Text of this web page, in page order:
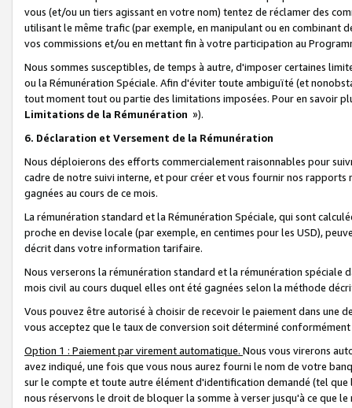
vous (et/ou un tiers agissant en votre nom) tentez de réclamer des
utilisant le même trafic (par exemple, en manipulant ou en combinant
vos commissions et/ou en mettant fin à votre participation au
Nous sommes susceptibles, de temps à autre, d'imposer certaines
ou la Rémunération Spéciale. Afin d'éviter toute ambiguïté (et
tout moment tout ou partie des limitations imposées. Pour en savoir
Limitations de la Rémunération »).
6. Déclaration et Versement de la Rémunération
Nous déploierons des efforts commercialement raisonnables pour
cadre de notre suivi interne, et pour créer et vous fournir nos
gagnées au cours de ce mois.
La rémunération standard et la Rémunération Spéciale, qui sont
proche en devise locale (par exemple, en centimes pour les USD),
décrit dans votre information tarifaire.
Nous verserons la rémunération standard et la rémunération spéciale
mois civil au cours duquel elles ont été gagnées selon la méthode
Vous pouvez être autorisé à choisir de recevoir le paiement dans une
vous acceptez que le taux de conversion soit déterminé
Option 1 : Paiement par virement automatique. Nous vous virerons
avez indiqué, une fois que vous nous aurez fourni le nom de votre
sur le compte et toute autre élément d'identification demandé (tel que
nous réservons le droit de bloquer la somme à verser jusqu'à ce que